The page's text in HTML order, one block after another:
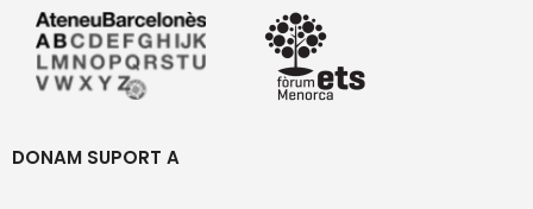
DONAM SUPORT A